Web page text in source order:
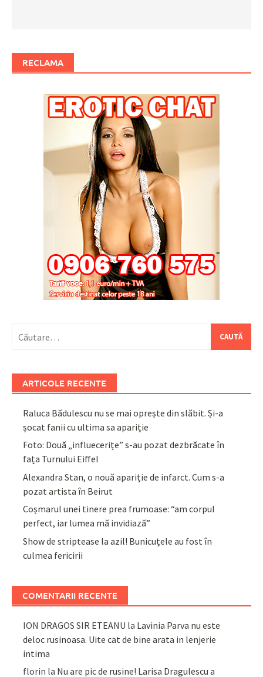
RECLAMA
după:
ARTICOLE RECENTE
Raluca Bădulescu nu se mai oprește din slăbit. Și-a
șocat fanii cu ultima sa apariție
Foto: Două „influecerițe” s-au pozat dezbrăcate în
fața Turnului Eiffel
Alexandra Stan, o nouă apariție de infarct. Cum s-a
pozat artista în Beirut
Coșmarul unei tinere prea frumoase: “am corpul
perfect, iar lumea mă invidiază”
Show de striptease la azil! Bunicuțele au fost în
culmea fericirii
COMENTARII RECENTE
ION DRAGOS SIR ETEANU la Lavinia Parva nu este
deloc rusinoasa. Uite cat de bine arata in lenjerie
intima
florin la Nu are pic de rusine! Larisa Dragulescu a